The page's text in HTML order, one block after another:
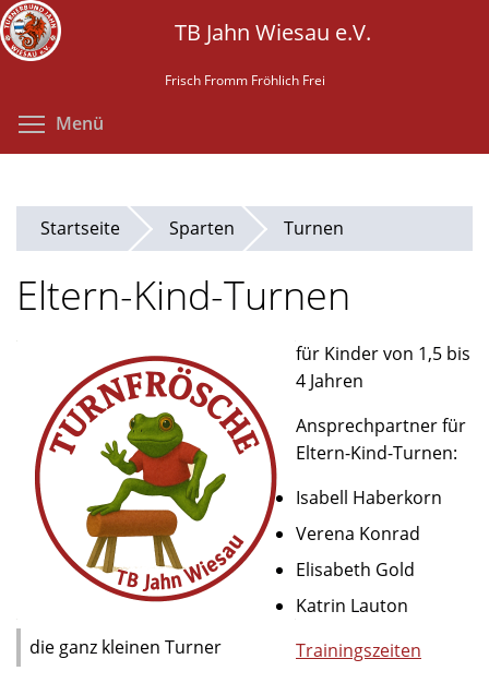
Direkt
zum
Inhalt
TB Jahn Wiesau e.V.
Frisch Fromm Fröhlich Frei
Menü
Startseite Sparten Turnen
Eltern-Kind-Turnen
die ganz kleinen Turner
für Kinder von 1,5 bis
4 Jahren
Ansprechpartner für
Eltern-Kind-Turnen:
Isabell Haberkorn
Verena Konrad
Elisabeth Gold
Katrin Lauton
Trainingszeiten